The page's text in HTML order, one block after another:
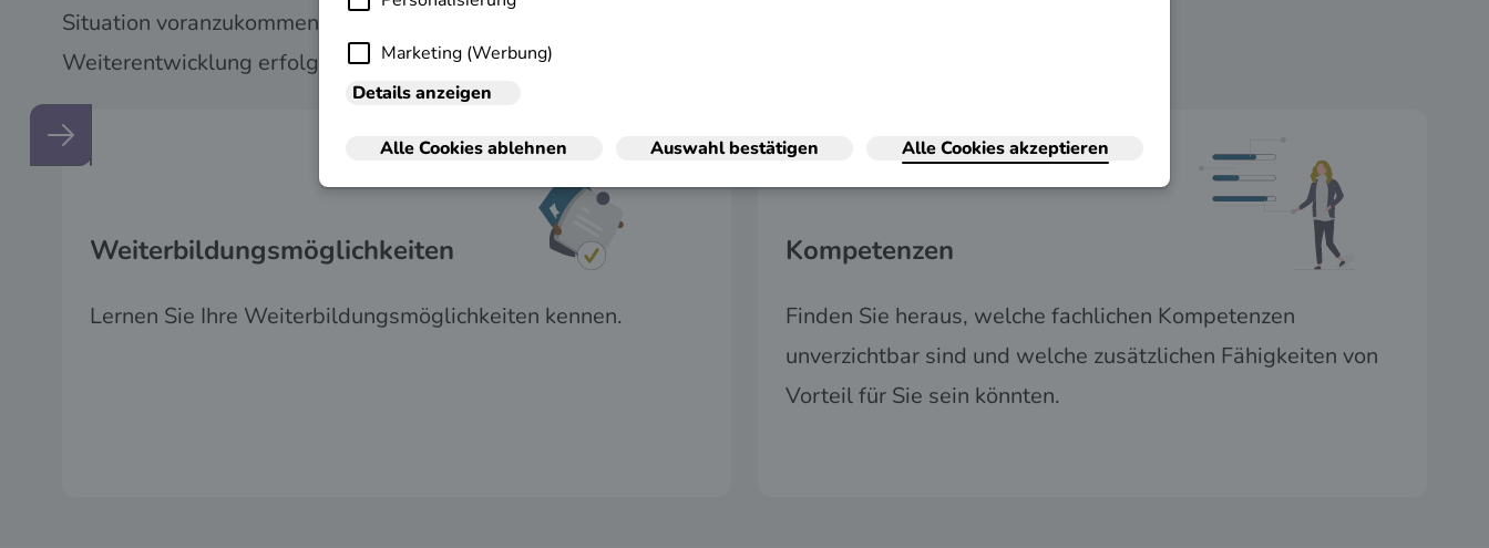
Situation voranzukommen. Nutzen Sie diese Erkenntnisse, um Ihre berufliche
Weiterentwicklung erfolgreich zu planen.
Weiterbildungs­möglichkeiten
Lernen Sie Ihre Weiterbildungsmöglichkeiten kennen.
Kompetenzen
Finden Sie heraus, welche fachlichen Kompetenzen
unverzichtbar sind und welche zusätzlichen Fähigkeiten von
Vorteil für Sie sein könnten.